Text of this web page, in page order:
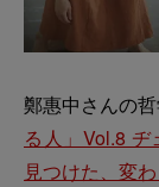
鄭惠中さんの
る人」Vol.8
見つけた、変